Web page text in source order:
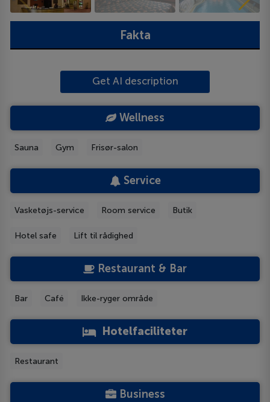
Fakta
Get AI description
Wellness
Sauna Gym Frisør-salon
Service
Vasketøjs-service Room service Butik
Hotel safe Lift til rådighed
Restaurant & Bar
Bar Café Ikke-ryger område
Hotelfaciliteter
Restaurant
Business